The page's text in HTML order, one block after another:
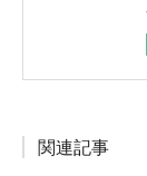
関連記事